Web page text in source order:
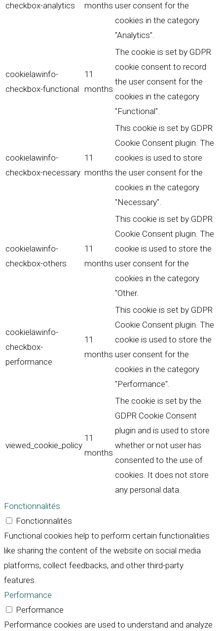
checkbox-analytics
months user consent for the
cookies in the category
"Analytics".
cookielawinfo-
checkbox-functional
11
months
The cookie is set by GDPR
cookie consent to record
the user consent for the
cookies in the category
"Functional".
cookielawinfo-
checkbox-necessary
11
months
This cookie is set by GDPR
Cookie Consent plugin. The
cookies is used to store
the user consent for the
cookies in the category
"Necessary".
cookielawinfo-
checkbox-others
11
months
This cookie is set by GDPR
Cookie Consent plugin. The
cookie is used to store the
user consent for the
cookies in the category
"Other.
cookielawinfo-
checkbox-
performance
11
months
This cookie is set by GDPR
Cookie Consent plugin. The
cookie is used to store the
user consent for the
cookies in the category
"Performance".
viewed_cookie_policy
11
months
The cookie is set by the
GDPR Cookie Consent
plugin and is used to store
whether or not user has
consented to the use of
cookies. It does not store
any personal data.
Fonctionnalités
Fonctionnalités
Functional cookies help to perform certain functionalities
like sharing the content of the website on social media
platforms, collect feedbacks, and other third-party
features.
Performance
Performance
Performance cookies are used to understand and analyze